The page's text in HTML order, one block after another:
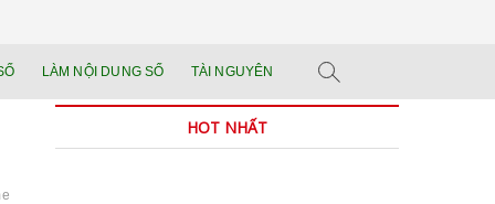
trong thời đại AI
LÀM NỘI DUNG SỐ TÀI NGUYÊN
HOT NHẤT